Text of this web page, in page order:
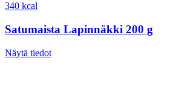
340 kcal
Satumaista Lapinnäkki 200 g
Näytä tiedot